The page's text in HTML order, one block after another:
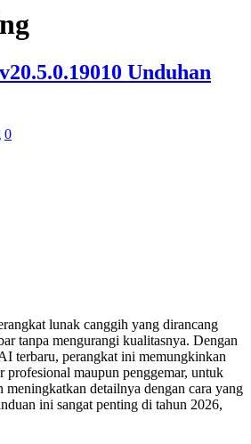
Unduhan
0
lunak canggih yang dirancang
tanpa mengurangi kualitasnya. Dengan
terbaru, perangkat ini memungkinkan
profesional maupun penggemar, untuk
meningkatkan detailnya dengan cara yang
ini sangat penting di tahun 2026,